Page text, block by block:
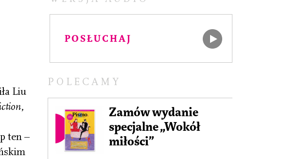
POSŁUCHAJ
Liu
,
ten –
POLECAMY
Zamów wydanie
specjalne „Wokół
miłości”